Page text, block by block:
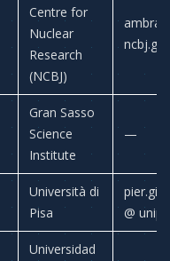
Centre for
Nuclear
Research
(NCBJ)
Gran Sasso
Science
Institute
—
Università di
Pisa
@
Universidad